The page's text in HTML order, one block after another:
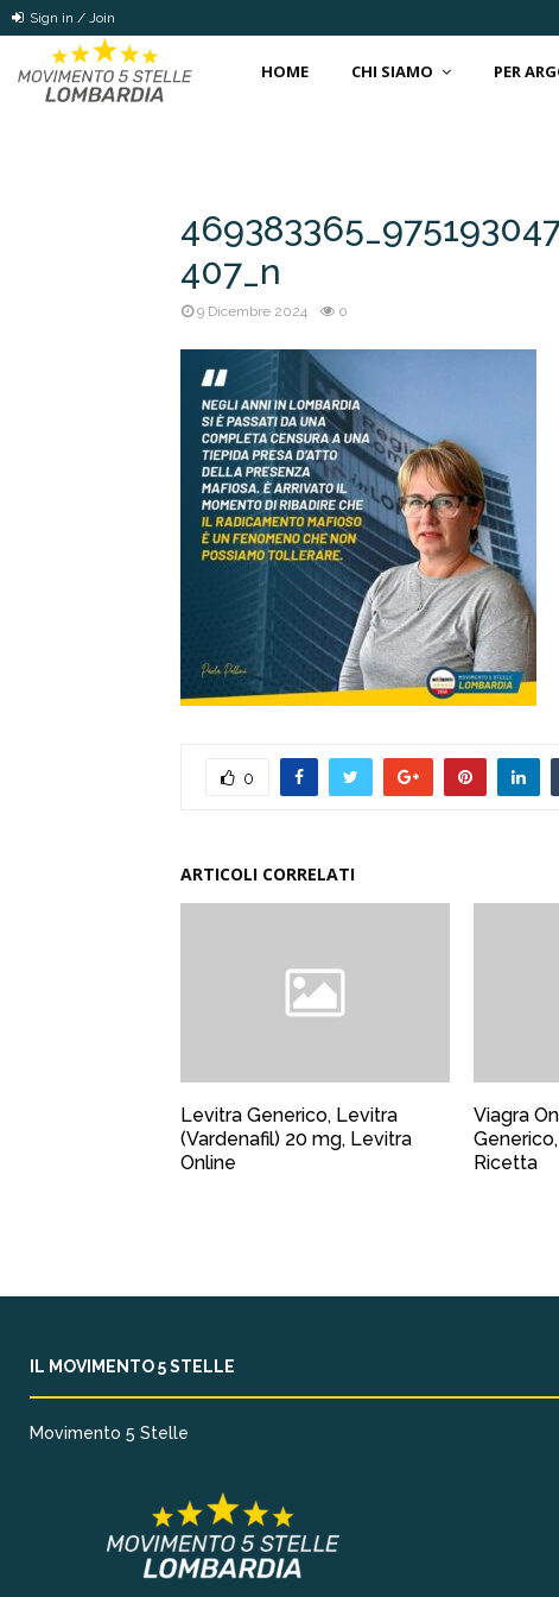
Sign in / Join
HOME CHI SIAMO PER
407_n
9 Dicembre 2024 0
0
ARTICOLI CORRELATI
Levitra Generico, Levitra
(Vardenafil) 20 mg, Levitra
Online
Viagra
Ricetta
IL MOVIMENTO 5 STELLE
Movimento 5 Stelle